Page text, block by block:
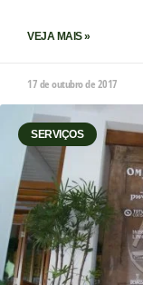
VEJA MAIS »
17 de outubro de 2017
SERVIÇOS